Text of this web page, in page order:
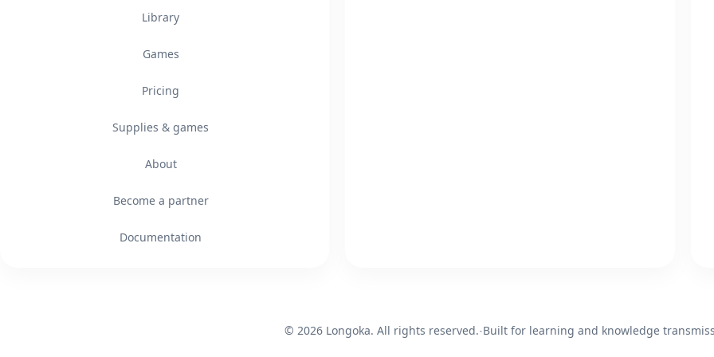
Library
Games
Pricing
Supplies & games
About
Become a partner
Documentation
© 2026 Longoka. All rights reserved.·Built for learning and knowledge